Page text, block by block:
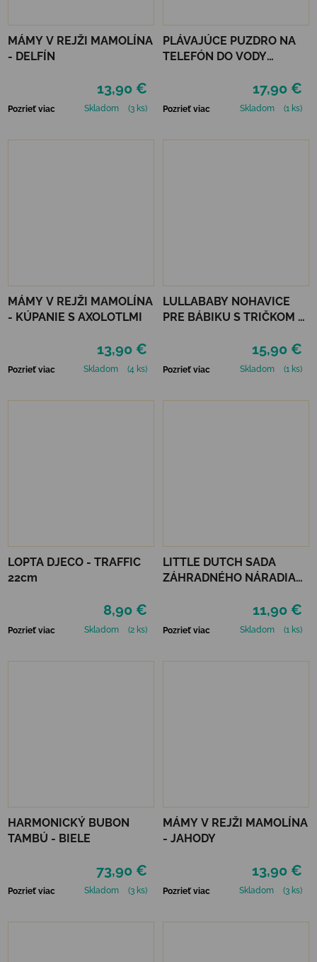
MÁMY V REJŽI MAMOLÍNA
- DELFÍN
13,90 €
Pozrieť viac Skladom (3 ks)
PLÁVAJÚCE PUZDRO NA
TELEFÓN DO VODY
17,90 €
Pozrieť viac Skladom (1 ks)
MÁMY V REJŽI MAMOLÍNA
- KÚPANIE S AXOLOTLMI
13,90 €
Pozrieť viac Skladom (4 ks)
LULLABABY NOHAVICE
PRE BÁBIKU S TRIČKOM A
15,90 €
Pozrieť viac Skladom (1 ks)
LOPTA DJECO - TRAFFIC
22cm
8,90 €
Pozrieť viac Skladom (2 ks)
LITTLE DUTCH SADA
ZÁHRADNÉHO NÁRADIA
11,90 €
Pozrieť viac Skladom (1 ks)
HARMONICKÝ BUBON
TAMBÚ - BIELE
73,90 €
Pozrieť viac Skladom (3 ks)
MÁMY V REJŽI MAMOLÍNA
- JAHODY
13,90 €
Pozrieť viac Skladom (3 ks)